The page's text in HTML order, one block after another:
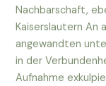
Nachbarschaft,
Kaiserslautern An
angewandten
in der
Aufnahme